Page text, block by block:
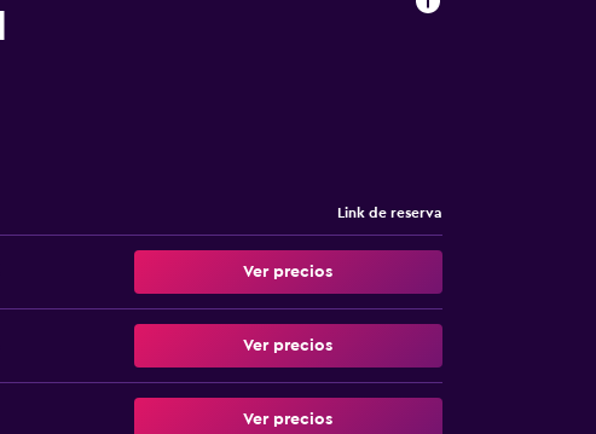
Link de reserva
Ver precios
Ver precios
Ver precios